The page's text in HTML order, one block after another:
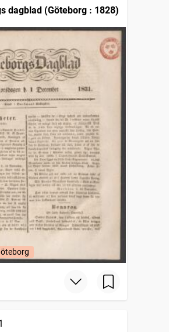
dagblad (Göteborg : 1828)